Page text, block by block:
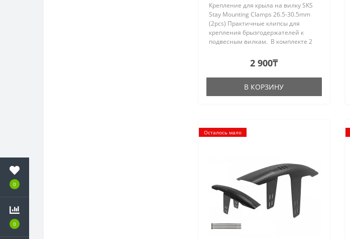
0
0
Крепление для крыла на вилку SKS
Stay Mounting Clamps 26.5-30.5mm
(2pcs) Практичные клипсы для
крепления брызгодержателей к
подвесным вилкам. В комплекте 2
2 900₸
В КОРЗИНУ
Осталось мало